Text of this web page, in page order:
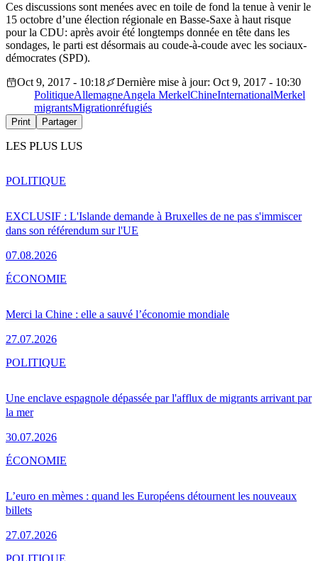
Ces discussions sont menées avec en toile de fond la tenue à venir le
15 octobre d’une élection régionale en Basse-Saxe à haut risque
pour la CDU: après avoir été longtemps donnée en tête dans les
sondages, le parti est désormais au coude-à-coude avec les sociaux-
démocrates (SPD).
Oct 9, 2017 - 10:18
Dernière mise à jour: Oct 9, 2017 - 10:30
PolitiqueAllemagneAngela MerkelChineInternationalMerkel
migrantsMigrationréfugiés
Print Partager
LES PLUS LUS
EXCLUSIF : L'Islande demande à Bruxelles de ne pas s'immiscer
dans son référendum sur l'UE
07.08.2026
POLITIQUE
Merci la Chine : elle a sauvé l’économie mondiale
27.07.2026
ÉCONOMIE
Une enclave espagnole dépassée par l'afflux de migrants arrivant par
la mer
30.07.2026
POLITIQUE
L’euro en mèmes : quand les Européens détournent les nouveaux
billets
27.07.2026
ÉCONOMIE
POLITIQUE